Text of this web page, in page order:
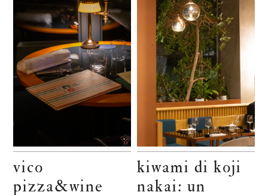
vico
pizza&wine
kiwami di koji
nakai: un